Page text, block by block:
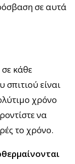
σε αυτά
κάθε
είναι
χρόνο
να
το χρόνο.